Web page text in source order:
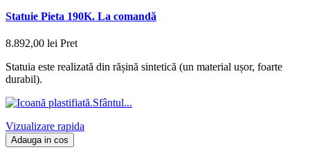
Statuie Pieta 190K. La comandă
8.892,00 lei Pret
Statuia este realizată din rășină sintetică (un material ușor, foarte
durabil).
Vizualizare rapida
Adauga in cos